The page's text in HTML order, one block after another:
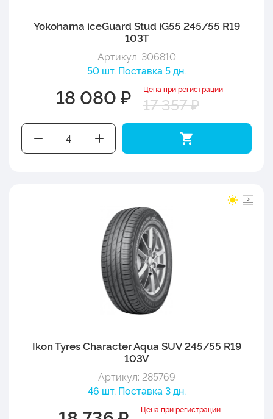
Yokohama iceGuard Stud iG55 245/55 R19
103T
Артикул: 306810
50 шт. Поставка 5 дн.
18 080 ₽ Цена при регистрации
17 357 ₽
Ikon Tyres Character Aqua SUV 245/55 R19
103V
Артикул: 285769
46 шт. Поставка 3 дн.
Цена при регистрации